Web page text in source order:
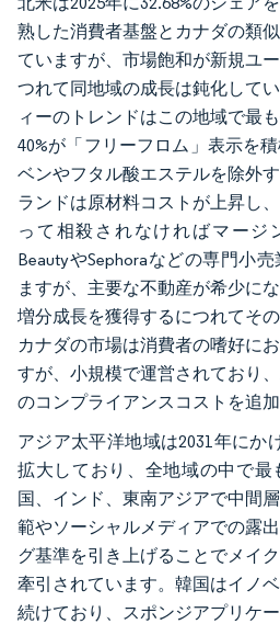
熟した消費者基盤とカナダの類
ていますが、市場飽和が新規ユ
つれて同地域の成長は鈍化して
ィーのトレンドはこの地域で最
40%が「フリーフロム」表示を
ベンやフタル酸エステルを除外
ランドは原材料コストが上昇し
って相殺されなければマージ
BeautyやSephoraなどの専門小
ますが、主要な不動産が希少に
増分成長を獲得するにつれてそ
カナダの市場は消費者の嗜好に
すが、小規模で運営されており
のコンプライアンスコストを追加
アジア太平洋地域は2031年にか
拡大しており、全地域の中で最
国、インド、東南アジアで中間
範やソーシャルメディアでの露
グ基準を引き上げることでメイ
牽引されています。韓国はイノ
続けており、スポンジアプリケ